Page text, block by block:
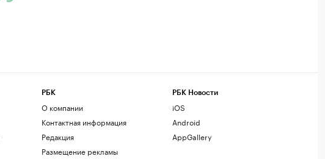
РБК
О компании
Контактная информация
Редакция
Размещение рекламы
РБК Новости
iOS
Android
AppGallery